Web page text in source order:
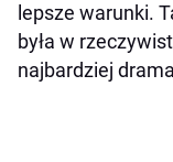
lepsze warunki.
była w
najbardziej